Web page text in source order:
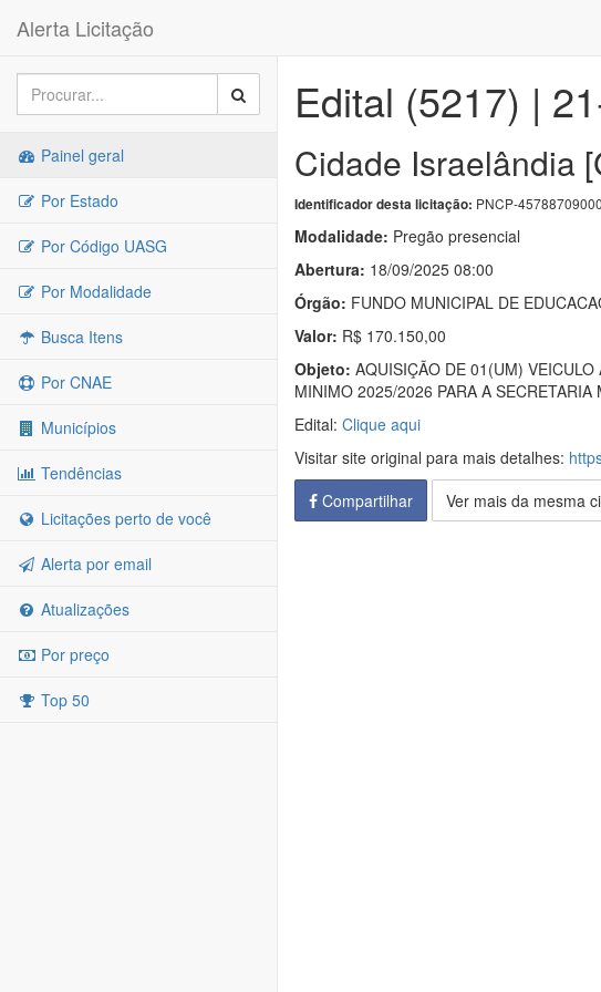
Alerta Licitação
Painel geral
Por Estado
Por Código UASG
Por Modalidade
Busca Itens
Por CNAE
Municípios
Tendências
Licitações perto de você
Alerta por email
Atualizações
Por preço
Top 50
Edital (5217) |
Cidade Israelândia
Identificador desta licitação: PNCP-
Modalidade: Pregão presencial
Abertura: 18/09/2025 08:00
Órgão: FUNDO MUNICIPAL DE
Valor: R$ 170.150,00
Objeto: AQUISIÇÃO DE 01(UM)
MINIMO 2025/2026 PARA A
Edital: Clique aqui
Visitar site original para mais detalhes:
Compartilhar
Ver mais da mesma